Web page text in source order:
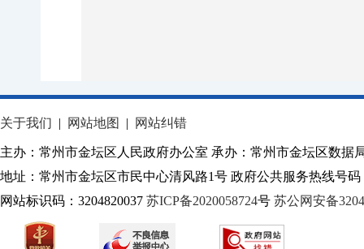
关于我们 | 网站地图 | 网站纠错
主办：常州市金坛区人民政府办公室 承办：常州市金坛区数据
地址：常州市金坛区市民中心清风路1号 政府公共服务热线号码
网站标识码：3204820037 苏ICP备2020058724号 苏公网安备